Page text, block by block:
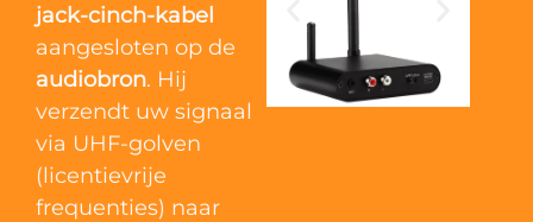
jack-cinch-kabel
aangesloten op de
audiobron. Hij
verzendt uw signaal
via UHF-golven
(licentievrije
frequenties) naar